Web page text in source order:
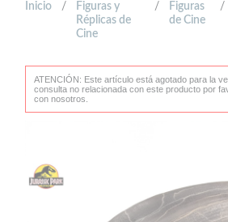
Inicio /
Figuras y
Réplicas de
Cine
/
Figuras
de Cine
/
ATENCIÓN: Este artículo está agotado para la
consulta no relacionada con este producto por
con nosotros.